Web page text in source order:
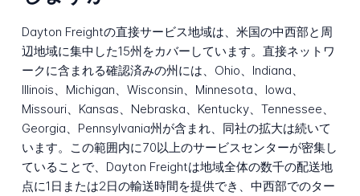
Dayton Freightの直接サービス地域は、米国の中西部と周
辺地域に集中した15州をカバーしています。直接ネットワ
ークに含まれる確認済みの州には、Ohio、Indiana、
Illinois、Michigan、Wisconsin、Minnesota、Iowa、
Missouri、Kansas、Nebraska、Kentucky、Tennessee、
Georgia、Pennsylvania州が含まれ、同社の拡大は続いて
います。この範囲内に70以上のサービスセンターが密集し
ていることで、Dayton Freightは地域全体の数千の配送地
点に1日または2日の輸送時間を提供でき、中西部でのター